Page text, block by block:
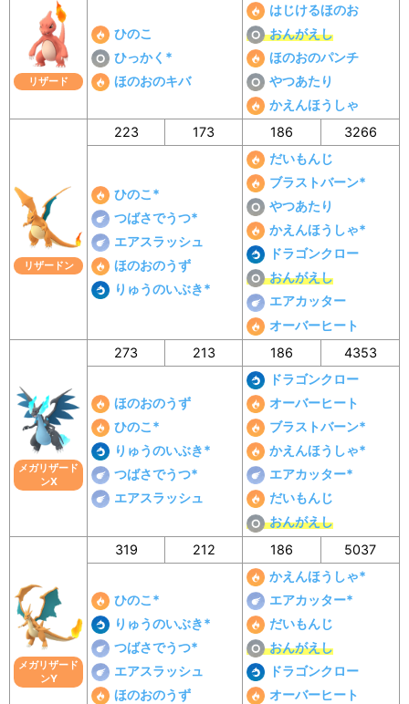
リザード
ひのこ
ひっかく*
ほのおのキバ
はじけるほのお
おんがえし
ほのおのパンチ
やつあたり
かえんほうしゃ
リザードン
223 173 186 3266
ひのこ*
つばさでうつ*
エアスラッシュ
ほのおのうず
りゅうのいぶき*
だいもんじ
ブラストバーン*
やつあたり
かえんほうしゃ*
ドラゴンクロー
おんがえし
エアカッター
オーバーヒート
メガリザード
ンX
273 213 186 4353
ほのおのうず
ひのこ*
りゅうのいぶき*
つばさでうつ*
エアスラッシュ
ドラゴンクロー
オーバーヒート
ブラストバーン*
かえんほうしゃ*
エアカッター*
だいもんじ
おんがえし
メガリザード
ンY
319 212 186 5037
ひのこ*
りゅうのいぶき*
つばさでうつ*
エアスラッシュ
ほのおのうず
かえんほうしゃ*
エアカッター*
だいもんじ
おんがえし
ドラゴンクロー
オーバーヒート